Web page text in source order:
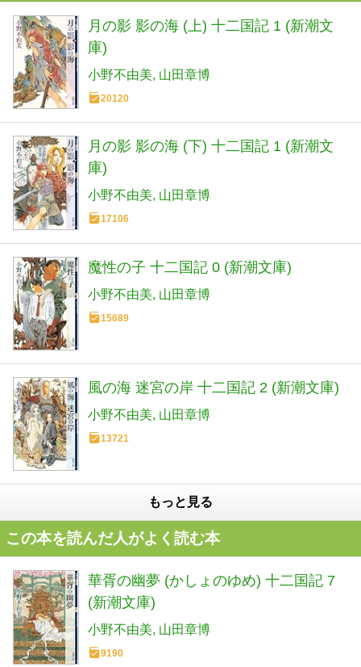
月の影 影の海 (上) 十二国記 1 (新潮文
庫)
小野不由美 山田章博
20120
月の影 影の海 (下) 十二国記 1 (新潮文
庫)
小野不由美 山田章博
17106
魔性の子 十二国記 0 (新潮文庫)
小野不由美 山田章博
15689
風の海 迷宮の岸 十二国記 2 (新潮文庫)
小野不由美 山田章博
13721
もっと見る
この本を読んだ人がよく読む本
華胥の幽夢 (かしょのゆめ) 十二国記 7
(新潮文庫)
小野不由美 山田章博
9190